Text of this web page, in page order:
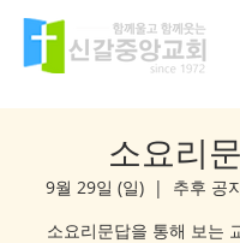
소요리
9월 29일 (일)
  |
추후 공
소요리문답을 통해 보는